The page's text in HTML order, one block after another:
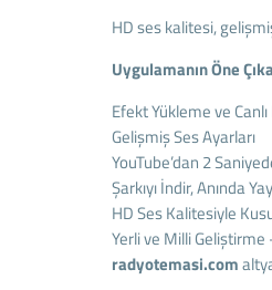
HD ses kalitesi,
Uygulamanın Öne
Efekt Yükleme ve
Gelişmiş Ses Ayarları
YouTube’dan 2
Şarkıyı İndir, Anında
HD Ses Kalitesiyle
Yerli ve Milli Geliştirme
radyotemasi.com